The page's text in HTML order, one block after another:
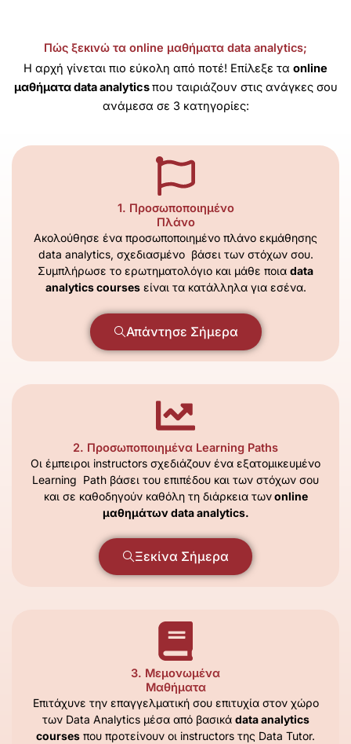
Πώς ξεκινώ τα online μαθήματα data analytics;
Η αρχή γίνεται πιο εύκολη από ποτέ! Επίλεξε τα online
μαθήματα data analyticsπου ταιριάζουν στις ανάγκες σου
ανάμεσα σε 3 κατηγορίες:
1. Προσωποποιημένο
Πλάνο
Ακολούθησε ένα προσωποποιημένο πλάνο εκμάθησης
data analytics, σχεδιασμένο βάσει των στόχων σου.
Συμπλήρωσε το ερωτηματολόγιο και μάθε ποια data
analytics coursesείναι τα κατάλληλα για εσένα.
Απάντησε Σήμερα
2. Προσωποποιημένα Learning Paths
Oι έμπειροι instructors σχεδιάζουν ένα εξατομικευμένο
Learning Path βάσει του επιπέδου και των στόχων σου
και σε καθοδηγούν καθόλη τη διάρκεια τωνonline
μαθημάτων data analytics.
Ξεκίνα Σήμερα
3. Μεμονωμένα
Μαθήματα
Επιτάχυνε την επαγγελματική σου επιτυχία στον χώρο
των Data Analytics μέσα από βασικά data analytics
courses που προτείνουν οι instructors της Data Tutor.